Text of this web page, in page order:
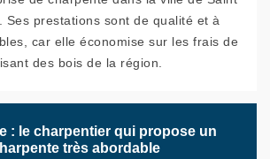
Ses prestations sont de qualité et à
car elle économise sur les frais de
des bois de la région.
: le charpentier qui propose un
très abordable